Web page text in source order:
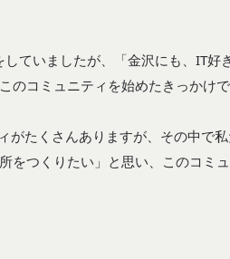
ていましたが、「金沢にも、IT好
コミュニティを始めたきっかけで
たくさんありますが、その中で私
をつくりたい」と思い、このコミ